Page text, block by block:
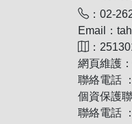
：02-
Email：
：
網頁維護
聯絡電話
個資保護
聯絡電話